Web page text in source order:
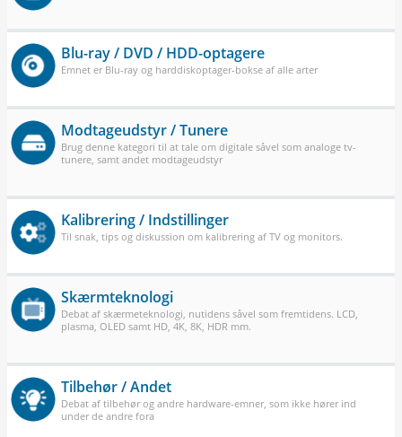
Blu-ray / DVD / HDD-optagere
Emnet er Blu-ray og harddiskoptager-bokse af alle arter
Modtageudstyr / Tunere
Brug denne kategori til at tale om digitale såvel som analoge tv-
tunere, samt andet modtageudstyr
Kalibrering / Indstillinger
Til snak, tips og diskussion om kalibrering af TV og monitors.
Skærmteknologi
Debat af skærmeteknologi, nutidens såvel som fremtidens. LCD,
plasma, OLED samt HD, 4K, 8K, HDR mm.
Tilbehør / Andet
Debat af tilbehør og andre hardware-emner, som ikke hører ind
under de andre fora